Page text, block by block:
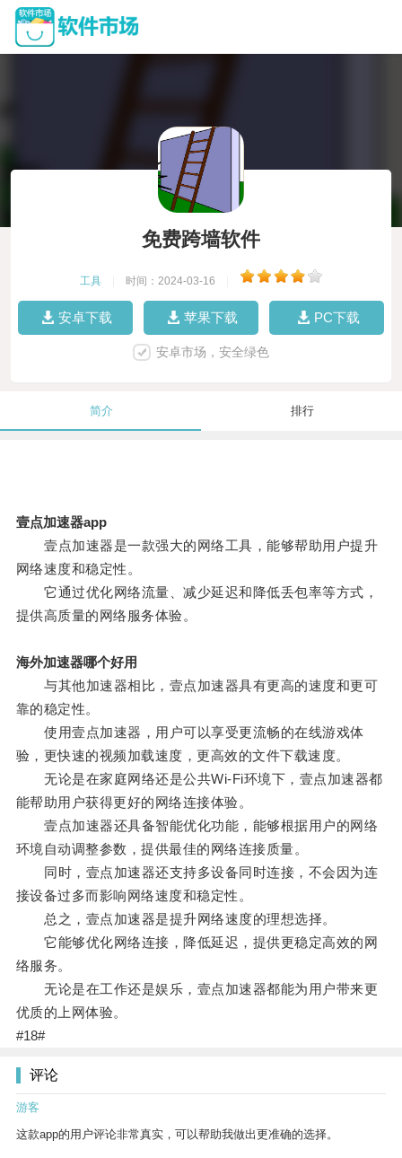
免费跨墙软件
工具 时间：2024-03-16
安卓下载 苹果下载 PC下载
安卓市场，安全绿色
简介 排行
壹点加速器app
壹点加速器是一款强大的网络工具，能够帮助用户提升
网络速度和稳定性。
它通过优化网络流量、减少延迟和降低丢包率等方式，
提供高质量的网络服务体验。
海外加速器哪个好用
与其他加速器相比，壹点加速器具有更高的速度和更可
靠的稳定性。
使用壹点加速器，用户可以享受更流畅的在线游戏体
验，更快速的视频加载速度，更高效的文件下载速度。
无论是在家庭网络还是公共Wi-Fi环境下，壹点加速器都
能帮助用户获得更好的网络连接体验。
壹点加速器还具备智能优化功能，能够根据用户的网络
环境自动调整参数，提供最佳的网络连接质量。
同时，壹点加速器还支持多设备同时连接，不会因为连
接设备过多而影响网络速度和稳定性。
总之，壹点加速器是提升网络速度的理想选择。
它能够优化网络连接，降低延迟，提供更稳定高效的网
络服务。
无论是在工作还是娱乐，壹点加速器都能为用户带来更
优质的上网体验。
#18#
评论
游客
这款app的用户评论非常真实，可以帮助我做出更准确的选择。